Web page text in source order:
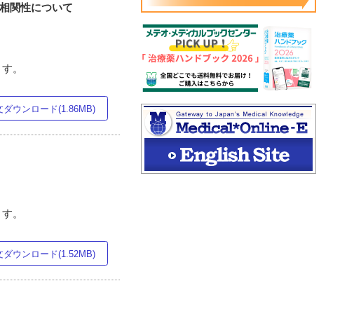
関性について
。
ダウンロード(1.86MB)
。
ダウンロード(1.52MB)